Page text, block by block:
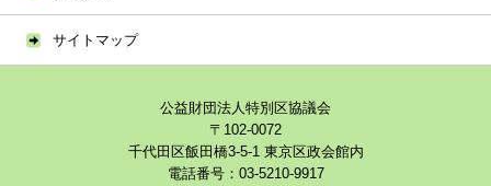
サイトマップ
公益財団法人特別区協議会
〒102-0072
千代田区飯田橋3-5-1 東京区政会館内
電話番号：03-5210-9917